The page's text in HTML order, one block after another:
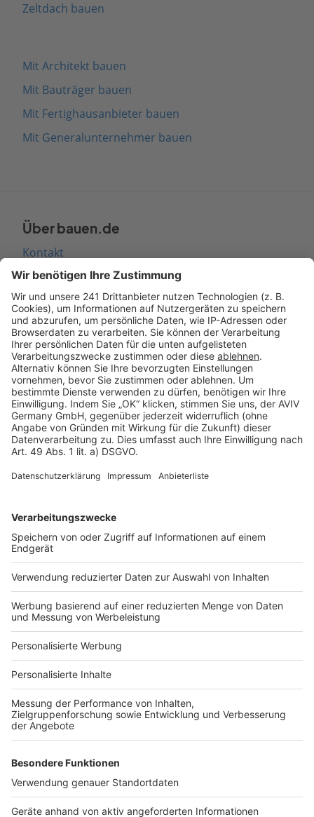
Zeltdach bauen
Mit Architekt bauen
Mit Bauträger bauen
Mit Fertighausanbieter bauen
Mit Generalunternehmer bauen
Über bauen.de
Kontakt
Seitenaufbau
Barrierefreiheit
Cookie Einstellungen
Rechtliches
AGB-Übersicht
Datenschutz
Impressum
Services
Bauprojekt-Quiz
Häuser-Suche
Hausanbieter-Suche
Bauprojekt-Profil
Für Unternehmen
Ihre Baufirma auf bauen.de
Kostenloses Infogespräch